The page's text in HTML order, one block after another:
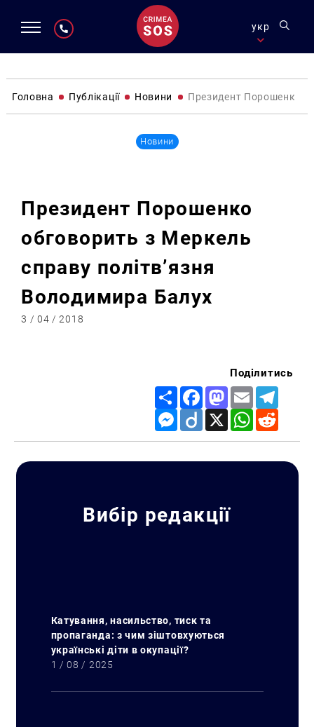
укр
Головна Публікації Новини Президент Порошенко
Новини
Президент Порошенко
обговорить з Меркель
справу політв’язня
Володимира Балух
3 / 04 / 2018
Поділитись
Share FacebookMastodon
Email
Messenger
Diigo X WhatsApp
Вибір редакції
Катування, насильство, тиск та
пропаганда: з чим зіштовхуються
українські діти в окупації?
1 / 08 / 2025